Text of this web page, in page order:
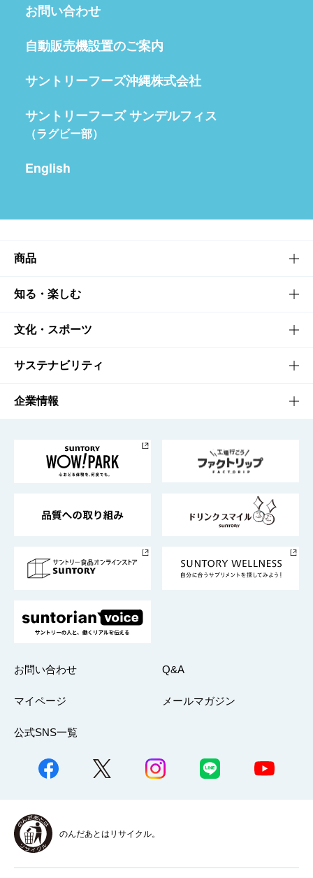
お問い合わせ
自動販売機設置のご案内
サントリーフーズ沖縄株式会社
サントリーフーズ サンデルフィス
（ラグビー部）
English
商品
商品TOP
商品一覧
商品発売情報
栄養成分一覧
知る・楽しむ
知る・楽しむTOP
キャンペーン
工場見学
地域情報
文化・スポーツ
文化・スポーツTOP
サントリーホール
サントリーサンバーズ大阪
サステナビリティ
サステナビリティTOP
サントリーが考えるサステナビリティ経営
企業情報
企業概要
採用情報
お問い合わせ Q&A
マイページ メールマガジン
公式SNS一覧
のんだあとはリサイクル。